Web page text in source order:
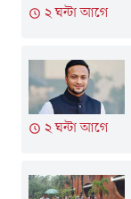
২ ঘন্টা আগে
২ ঘন্টা আগে